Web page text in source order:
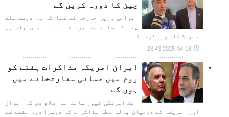
چین کا دورہ کریں گے
ایرانی وزیر خارجہ نے کہا کہ وہ دوست ملک
چین کے ساتھ مشاورت کے سلسلے میں جلد ہی
بیجنگ کا دورہ کریں گے۔
2025-04-18 23:43
ایران امریکہ مذاکرات ہفتے کو
روم میں عمانی سفارتخانے میں
ہوں گے
ایک امریکی نیوز سائٹ نے اطلاع دی کہ ایران
اور امریکہ کے درمیان بالواسطہ مذاکرات کا دوسرا دور ہفتے کے